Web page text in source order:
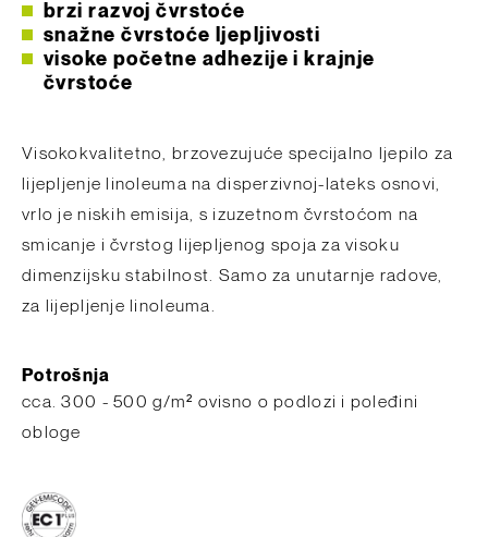
brzi razvoj čvrstoće
snažne čvrstoće ljepljivosti
visoke početne adhezije i krajnje
čvrstoće
Visokokvalitetno, brzovezujuće specijalno ljepilo za
lijepljenje linoleuma na disperzivnoj-lateks osnovi,
vrlo je niskih emisija, s izuzetnom čvrstoćom na
smicanje i čvrstog lijepljenog spoja za visoku
dimenzijsku stabilnost. Samo za unutarnje radove,
za lijepljenje linoleuma.
Potrošnja
​cca. 300 - 500 g/m² ovisno o podlozi i poleđini
obloge